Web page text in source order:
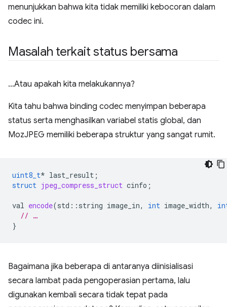
menunjukkan bahwa kita tidak memiliki kebocoran dalam
codec ini.
Masalah terkait status bersama
…Atau apakah kita melakukannya?
Kita tahu bahwa binding codec menyimpan beberapa
status serta menghasilkan variabel statis global, dan
MozJPEG memiliki beberapa struktur yang sangat rumit.
uint8_t* last_result ;
struct jpeg_compress_struct cinfo ;
val encode(std :: string image_in, int image_width,
// …
}
Bagaimana jika beberapa di antaranya diinisialisasi
secara lambat pada pengoperasian pertama, lalu
digunakan kembali secara tidak tepat pada